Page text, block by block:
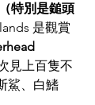
特別是鎚頭
是觀賞
見上百隻不
鯊、白鰭